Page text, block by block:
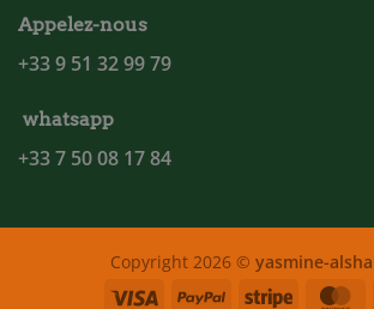
Appelez-nous
+33 9 51 32 99 79
whatsapp
+33 7 50 08 17 84
Copyright 2026 © yasmine-
Visa
PayPal Stripe